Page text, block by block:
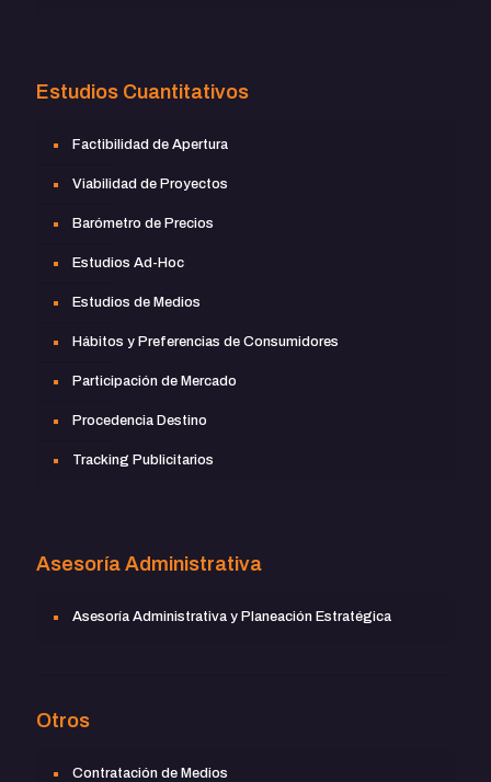
Estudios Cuantitativos
Factibilidad de Apertura
Viabilidad de Proyectos
Barómetro de Precios
Estudios Ad-Hoc
Estudios de Medios
Hábitos y Preferencias de Consumidores
Participación de Mercado
Procedencia Destino
Tracking Publicitarios
Asesoría Administrativa
Asesoría Administrativa y Planeación Estratégica
Otros
Contratación de Medios